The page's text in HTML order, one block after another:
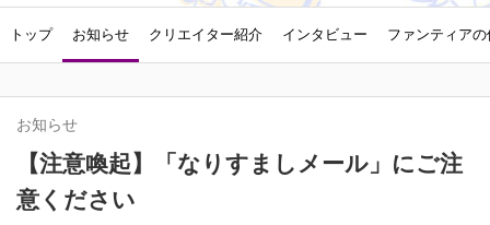
トップ お知らせ クリエイター紹介 インタビュー ファンティア
お知らせ
【注意喚起】「なりすましメール」にご注
意ください